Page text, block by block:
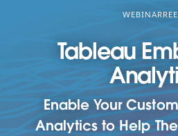
Tableau
Enable Your
Analytics to Help